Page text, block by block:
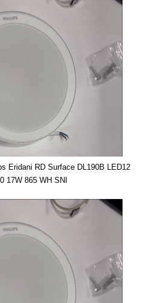
Eridani RD Surface DL190B LED12
17W 865 WH SNI